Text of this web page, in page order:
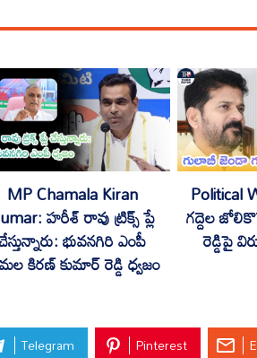
MP Chamala Kiran
హరీశ్ రావు ట్రిక్స్ ప్లే
భువనగిరి ఎంపీ
కిరణ్ కుమార్ రెడ్డి ధ్వజం
Political
గద్దెల
రెడ్డిపై
Telegram Pinterest